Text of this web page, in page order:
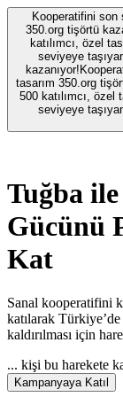
Kooperatifini son
350.org tişörtü
katılımcı, özel
seviyeye
kazanıyor!
tasarım 350.org
500 katılımcı, özel
seviyeye
Tuğba
Gücünü
Kat
Sanal kooperatifini
katılarak
kaldırılması için
... kişi bu harekete
Kampanyaya Katıl